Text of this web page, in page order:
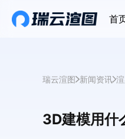
首
瑞云渲图 新闻资讯
3D建模用什